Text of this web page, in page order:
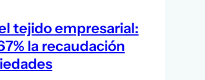
tejido empresarial:
la recaudación